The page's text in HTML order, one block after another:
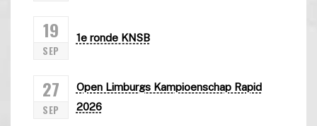
19
SEP
1e ronde KNSB
27
SEP
Open Limburgs Kampioenschap Rapid
2026